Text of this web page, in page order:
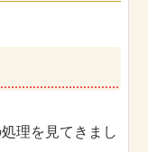
理を見てきまし